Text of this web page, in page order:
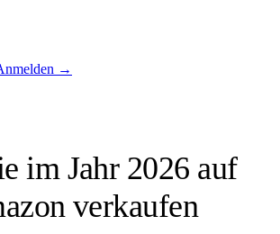
→
im Jahr 2026 auf
verkaufen